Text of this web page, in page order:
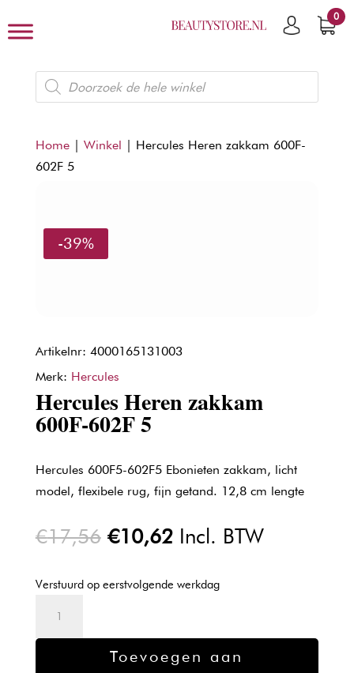
0
Producten
zoeken
Home| Winkel | Hercules Heren zakkam 600F-
602F 5
-39%
Artikelnr: 4000165131003
Merk: Hercules
Hercules Heren zakkam
600F-602F 5
Hercules 600F5-602F5 Ebonieten zakkam, licht
model, flexibele rug, fijn getand. 12,8 cm lengte
€17,56 Oorspronkelijke
was:
€17,56.
€10,62Huidige
is:
€10,62.
Incl. BTW
Verstuurd op eerstvolgende werkdag
Toevoegen aan